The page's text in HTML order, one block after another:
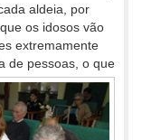
aldeia, por
os idosos vão
extremamente
de pessoas, o que